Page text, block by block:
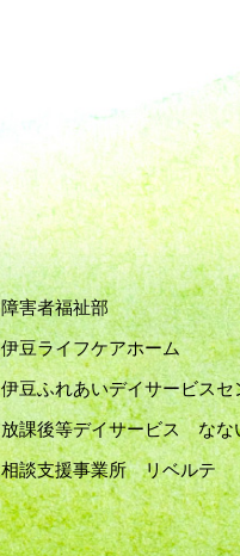
障害者福祉部
伊豆ライフケアホーム
伊豆ふれあいデイサービスセ
放課後等デイサービス なな
相談支援事業所 リベルテ